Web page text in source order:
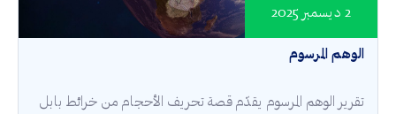
الوهم المرسوم
2 ديسمبر 2025
تقرير الوهم المرسوم يقدّم قصة تحريف الأحجام من خرائط بابل